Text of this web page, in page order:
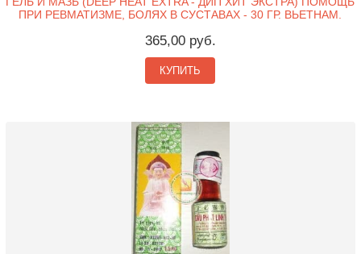
ПРИ РЕВМАТИЗМЕ, БОЛЯХ В СУСТАВАХ - 30 ГР. ВЬЕТНАМ.
365,00 руб.
КУПИТЬ